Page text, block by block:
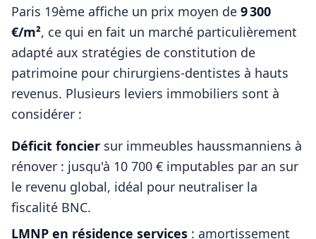
Paris 19ème affiche un prix moyen de 9 300
€/m², ce qui en fait un marché particulièrement
adapté aux stratégies de constitution de
patrimoine pour chirurgiens-dentistes à hauts
revenus. Plusieurs leviers immobiliers sont à
considérer :
Déficit foncier sur immeubles haussmanniens à
rénover : jusqu'à 10 700 € imputables par an sur
le revenu global, idéal pour neutraliser la
fiscalité BNC.
LMNP en résidence services : amortissement